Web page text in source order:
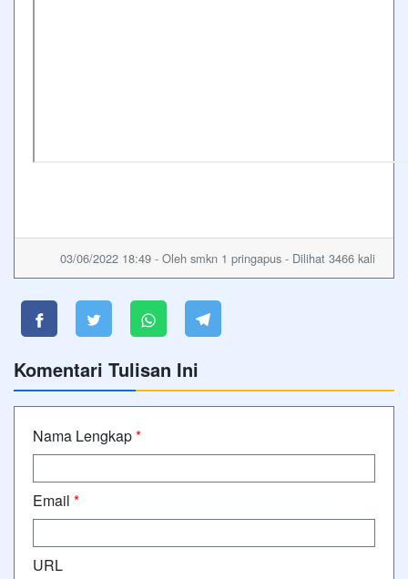
03/06/2022 18:49 - Oleh smkn 1 pringapus - Dilihat 3466 kali
Komentari Tulisan Ini
Nama Lengkap*
Email *
URL